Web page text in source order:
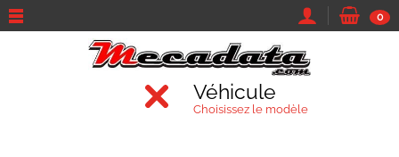
0
Véhicule
Choisissez le modèle